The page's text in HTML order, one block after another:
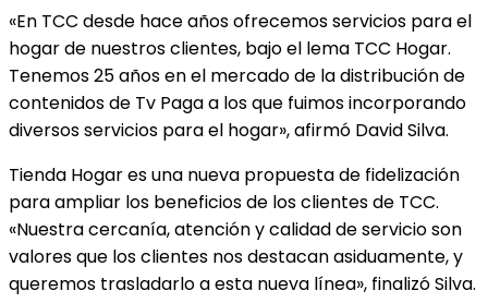
«En TCC desde hace años ofrecemos servicios para el
hogar de nuestros clientes, bajo el lema TCC Hogar.
Tenemos 25 años en el mercado de la distribución de
contenidos de Tv Paga a los que fuimos incorporando
diversos servicios para el hogar», afirmó David Silva.
Tienda Hogar es una nueva propuesta de fidelización
para ampliar los beneficios de los clientes de TCC.
«Nuestra cercanía, atención y calidad de servicio son
valores que los clientes nos destacan asiduamente, y
queremos trasladarlo a esta nueva línea», finalizó Silva.